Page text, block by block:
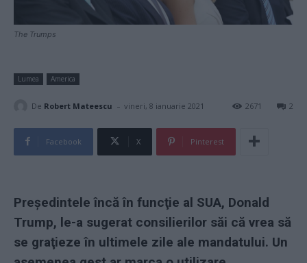
The Trumps
Lumea America
De Robert Mateescu - vineri, 8 ianuarie 2021 2
2671
Facebook X Pinterest
Preşedintele încă în funcţie al SUA, Donald
Trump, le-a sugerat consilierilor săi că vrea să
se graţieze în ultimele zile ale mandatului. Un